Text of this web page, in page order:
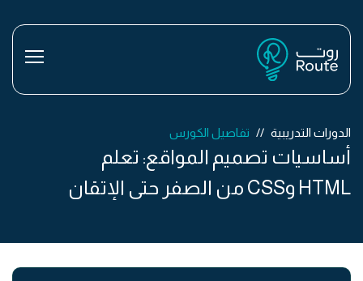
الدورات التدريبية تفاصيل الكورس
أساسيات تصميم المواقع: تعلم
HTML وCSS من الصفر حتى الإتقان